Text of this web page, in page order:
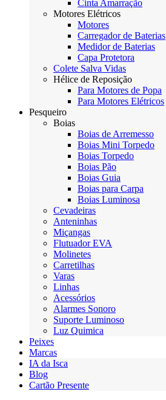
Cinta Amarração
Motores Elétricos
Motores
Carregador de Baterias
Medidor de Baterias
Capa Protetora
Colete Salva Vidas
Hélice de Reposição
Para Motores de Popa
Para Motores Elétricos
Pesqueiro
Boias
Boias de Arremesso
Boias Mini Torpedo
Boias Torpedo
Boias Pão
Boias Guia
Boias para Carpa
Boias Luminosa
Cevadeiras
Anteninhas
Miçangas
Flutuador EVA
Molinetes
Carretilhas
Varas
Linhas
Acessórios
Alarmes Sonoro
Suporte Luminoso
Luz Quimica
Peixes
Marcas
IA da Isca
Blog
Cartão Presente